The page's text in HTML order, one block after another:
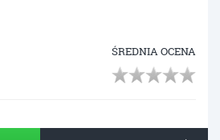
ŚREDNIA OCENA